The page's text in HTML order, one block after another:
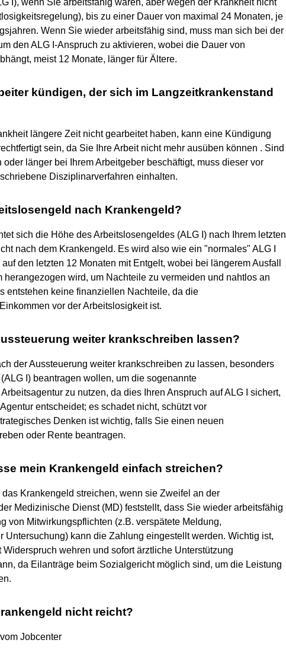
bis zu einer Dauer von maximal 24 Monaten, je
Wenn Sie wieder arbeitsfähig sind, muss man sich bei der
den ALG I-Anspruch zu aktivieren, wobei die Dauer von
meist 12 Monate, länger für Ältere.
kündigen, der sich im Langzeitkrankenstand
längere Zeit nicht gearbeitet haben, kann eine Kündigung
sein, da Sie Ihre Arbeit nicht mehr ausüben können . Sind
länger bei Ihrem Arbeitgeber beschäftigt, muss dieser vor
Disziplinarverfahren einhalten.
nach Krankengeld?
sich die Höhe des Arbeitslosengeldes (ALG I) nach Ihrem letzten
nach dem Krankengeld. Es wird also wie ein "normales" ALG I
den letzten 12 Monaten mit Entgelt, wobei bei längerem Ausfall
herangezogen wird, um Nachteile zu vermeiden und nahtlos an
entstehen keine finanziellen Nachteile, da die
vor der Arbeitslosigkeit ist.
weiter krankschreiben lassen?
der Aussteuerung weiter krankschreiben zu lassen, besonders
I) beantragen wollen, um die sogenannte
zu nutzen, da dies Ihren Anspruch auf ALG I sichert,
entscheidet; es schadet nicht, schützt vor
Denken ist wichtig, falls Sie einen neuen
oder Rente beantragen.
mein Krankengeld einfach streichen?
Krankengeld streichen, wenn sie Zweifel an der
Medizinische Dienst (MD) feststellt, dass Sie wieder arbeitsfähig
von Mitwirkungspflichten (z.B. verspätete Meldung,
Untersuchung) kann die Zahlung eingestellt werden. Wichtig ist,
wehren und sofort ärztliche Unterstützung
da Eilanträge beim Sozialgericht möglich sind, um die Leistung
nicht reicht?
Jobcenter